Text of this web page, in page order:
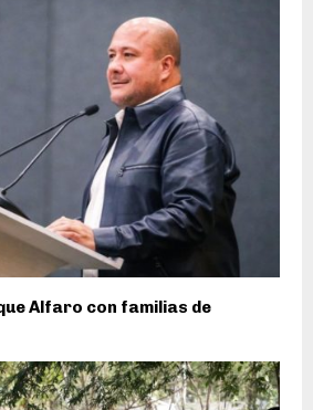
Alfaro con familias de